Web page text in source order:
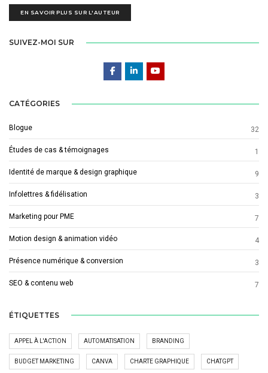
EN SAVOIR PLUS SUR L'AUTEUR
SUIVEZ-MOI SUR
CATÉGORIES
Blogue 32
Études de cas & témoignages 1
Identité de marque & design graphique 9
Infolettres & fidélisation 3
Marketing pour PME 7
Motion design & animation vidéo 4
Présence numérique & conversion 3
SEO & contenu web 7
ÉTIQUETTES
APPEL À L'ACTION AUTOMATISATION BRANDING
BUDGET MARKETING CANVA CHARTE GRAPHIQUE CHATGPT